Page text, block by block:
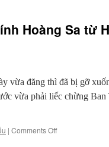
Hoàng Sa từ
vừa đăng thì đã bị gỡ
vừa phải liếc chừng
| Comments Offon